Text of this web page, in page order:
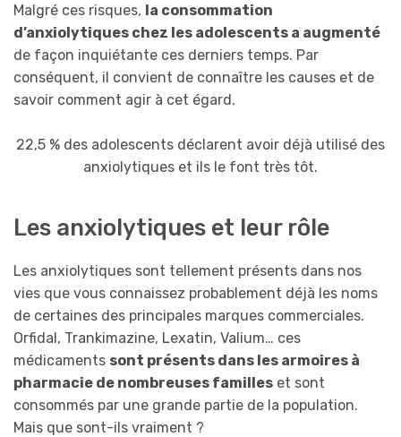
Malgré ces risques, la consommation
d’anxiolytiques chez les adolescents a augmenté
de façon inquiétante ces derniers temps. Par
conséquent, il convient de connaître les causes et de
savoir comment agir à cet égard.
22,5 % des adolescents déclarent avoir déjà utilisé des
anxiolytiques et ils le font très tôt.
Les anxiolytiques et leur rôle
Les anxiolytiques sont tellement présents dans nos
vies que vous connaissez probablement déjà les noms
de certaines des principales marques commerciales.
Orfidal, Trankimazine, Lexatin, Valium… ces
médicaments sont présents dans les armoires à
pharmacie de nombreuses familles et sont
consommés par une grande partie de la population.
Mais que sont-ils vraiment ?